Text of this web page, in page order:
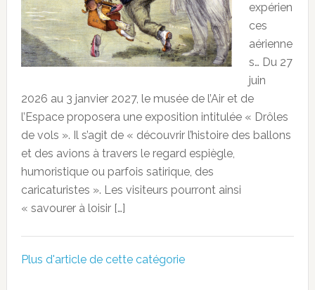
expérien
ces
aérienne
s… Du 27
juin
2026 au 3 janvier 2027, le musée de l’Air et de
l’Espace proposera une exposition intitulée « Drôles
de vols ». Il s’agit de « découvrir l’histoire des ballons
et des avions à travers le regard espiègle,
humoristique ou parfois satirique, des
caricaturistes ». Les visiteurs pourront ainsi
« savourer à loisir […]
Plus d'article de cette catégorie